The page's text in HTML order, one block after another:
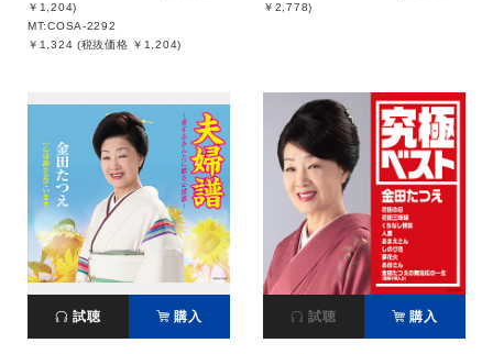
￥1,204)
MT:COSA-2292
￥1,324 (税抜価格 ￥1,204)
￥2,778)
試聴 購入 試聴 購入